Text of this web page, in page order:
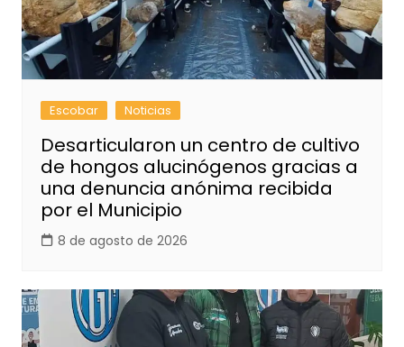
Escobar Noticias
Desarticularon un centro de cultivo
de hongos alucinógenos gracias a
una denuncia anónima recibida
por el Municipio
8 de agosto de 2026